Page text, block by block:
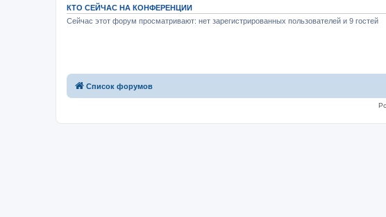
КТО СЕЙЧАС НА КОНФЕРЕНЦИИ
Сейчас этот форум просматривают: нет зарегистрированных пользователей и 9 гостей
Список форумов